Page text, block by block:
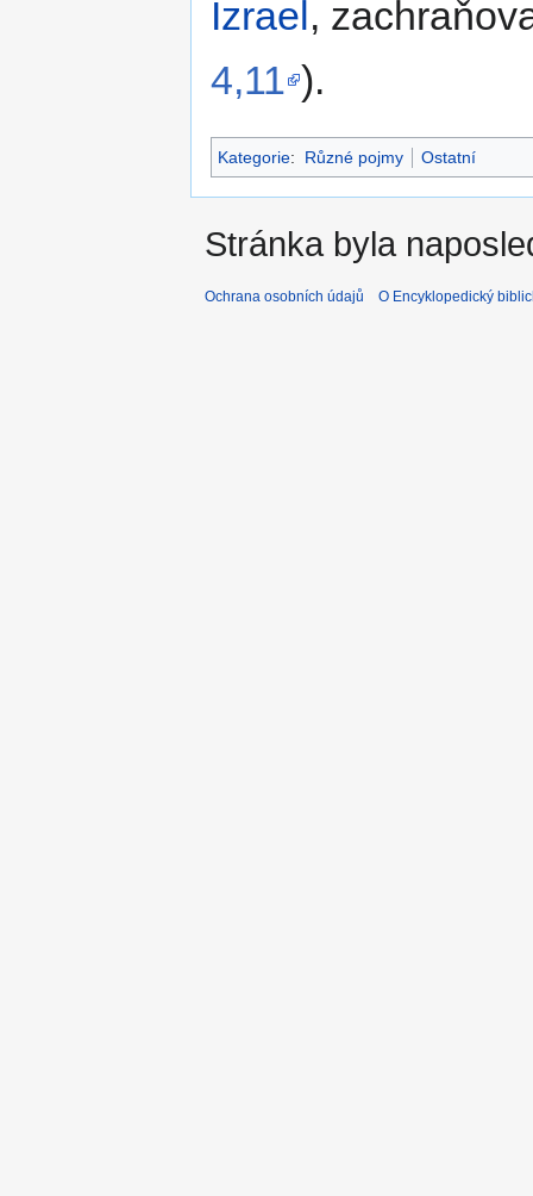
Izrael,
4,11 ).
Kategorie: Různé pojmy Ostatní
Stránka byla
Ochrana osobních údajů O Encyklopedický